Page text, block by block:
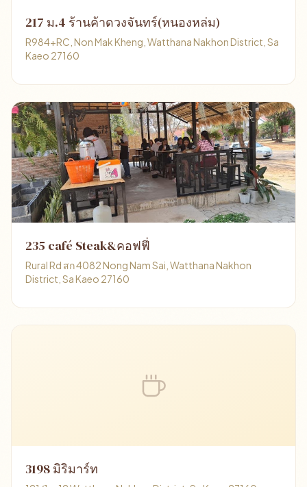
217 ม.4 ร้านค้าดวงจันทร์(หนองหล่ม)
R984+RC, Non Mak Kheng, Watthana Nakhon District, Sa
Kaeo 27160
235 café Steak&คอฟฟี่
Rural Rd สก 4082 Nong Nam Sai, Watthana Nakhon
District, Sa Kaeo 27160
3198 มิริมาร์ท